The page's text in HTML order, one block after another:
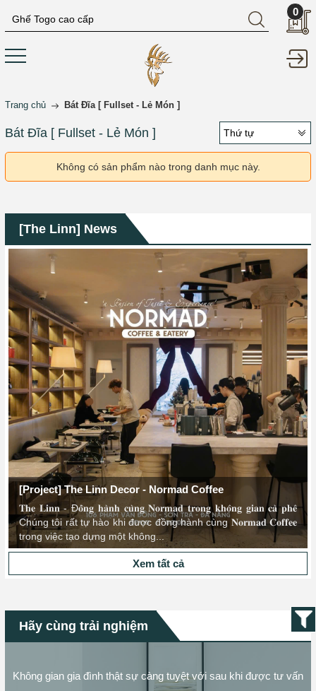
0
Trang chủ Bát Đĩa [ Fullset - Lẻ Món ]
Bát Đĩa [ Fullset - Lẻ Món ] Thứ tự
Không có sản phẩm nào trong danh mục này.
[The Linn] News
[Project] The Linn Decor - Normad Coffee
𝐓𝐡𝐞 𝐋𝐢𝐧𝐧 - Đ𝐨̂̀𝐧𝐠 𝐡𝐚̀𝐧𝐡 𝐜𝐮̀𝐧𝐠 𝐍𝐨𝐫𝐦𝐚𝐝 𝐭𝐫𝐨𝐧𝐠 𝐤𝐡𝐨̂𝐧𝐠 𝐠𝐢𝐚𝐧 𝐜𝐚̀ 𝐩𝐡𝐞̂
Chúng tôi rất tự hào khi được đồng hành cùng 𝐍𝐨𝐫𝐦𝐚𝐝 𝐂𝐨𝐟𝐟𝐞𝐞
trong việc tạo dựng một không...
Xem tất cả
Hãy cùng trải nghiệm
Không gian gia đình thật sự càng tuyệt với sau khi được tư vấn